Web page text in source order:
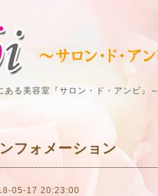
る美容室『サロン・ド・アンビ』～
フォメーション
05-17 20:23:00